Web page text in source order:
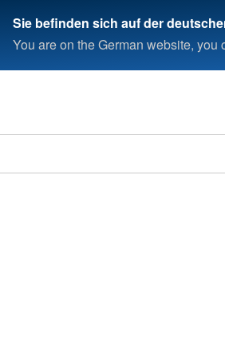
Sie befinden sich auf der
You are on the German website,